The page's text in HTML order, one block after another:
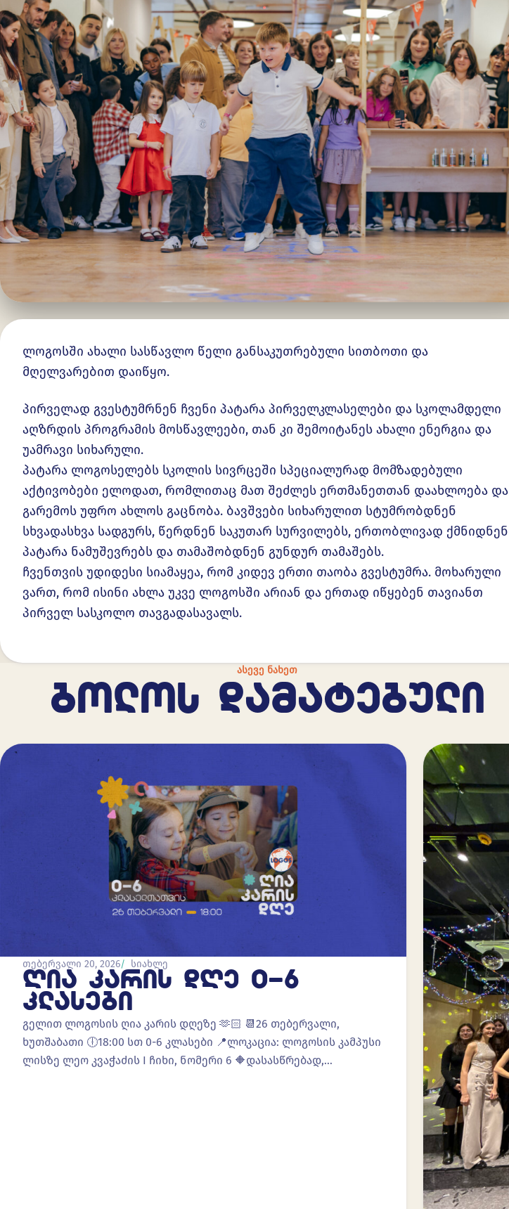
ლოგოსში ახალი სასწავლო წელი განსაკუთრებული სითბოთი და
მღელვარებით დაიწყო.
პირველად გვესტუმრნენ ჩვენი პატარა პირველკლასელები და სკოლამდელი
აღზრდის პროგრამის მოსწავლეები, თან კი შემოიტანეს ახალი ენერგია და
უამრავი სიხარული.
პატარა ლოგოსელებს სკოლის სივრცეში სპეციალურად მომზადებული
აქტივობები ელოდათ, რომლითაც მათ შეძლეს ერთმანეთთან დაახლოება და
გარემოს უფრო ახლოს გაცნობა. ბავშვები სიხარულით სტუმრობდნენ
სხვადასხვა სადგურს, წერდნენ საკუთარ სურვილებს, ერთობლივად ქმნიდნენ
პატარა ნამუშევრებს და თამაშობდნენ გუნდურ თამაშებს.
ჩვენთვის უდიდესი სიამაყეა, რომ კიდევ ერთი თაობა გვესტუმრა. მოხარული
ვართ, რომ ისინი ახლა უკვე ლოგოსში არიან და ერთად იწყებენ თავიანთ
პირველ სასკოლო თავგადასავალს.
ᲐᲡᲔᲕᲔ ᲜᲐᲮᲔᲗ
ᲑᲝᲚᲝᲡ ᲓᲐᲛᲐᲢᲔᲑᲣᲚᲘ
თებერვალი 20, 2026 სიახლე
ᲦᲘᲐ ᲙᲐᲠᲘᲡ ᲓᲦᲔ 0-6
ᲙᲚᲐᲡᲔᲑᲘ
გელით ლოგოსის ღია კარის დღეზე 🫶🏻 📆26 თებერვალი,
ხუთშაბათი 🕕18:00 სთ 0-6 კლასები 📍ლოკაცია: ლოგოსის კამპუსი
ლისზე ლეო კვაჭაძის I ჩიხი, ნომერი 6 🔶დასასწრებად,…